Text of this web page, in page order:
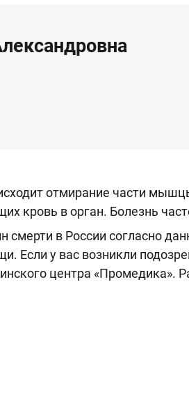
отмирание части
кровь в орган. Болезнь
смерти в России согласно
Если у вас возникли
центра «Промедика».